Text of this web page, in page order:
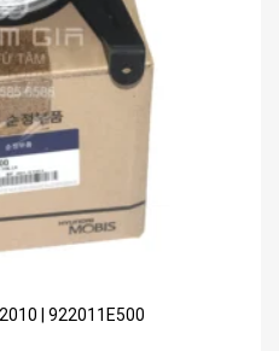
| 922011E500